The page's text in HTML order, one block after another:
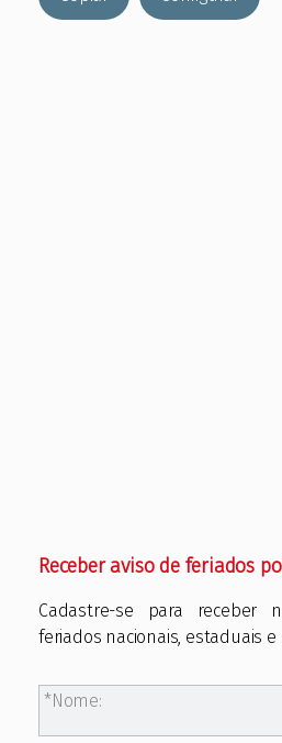
Receber aviso de feriados
Cadastre-se para receber
feriados nacionais, estaduais e
Nome: